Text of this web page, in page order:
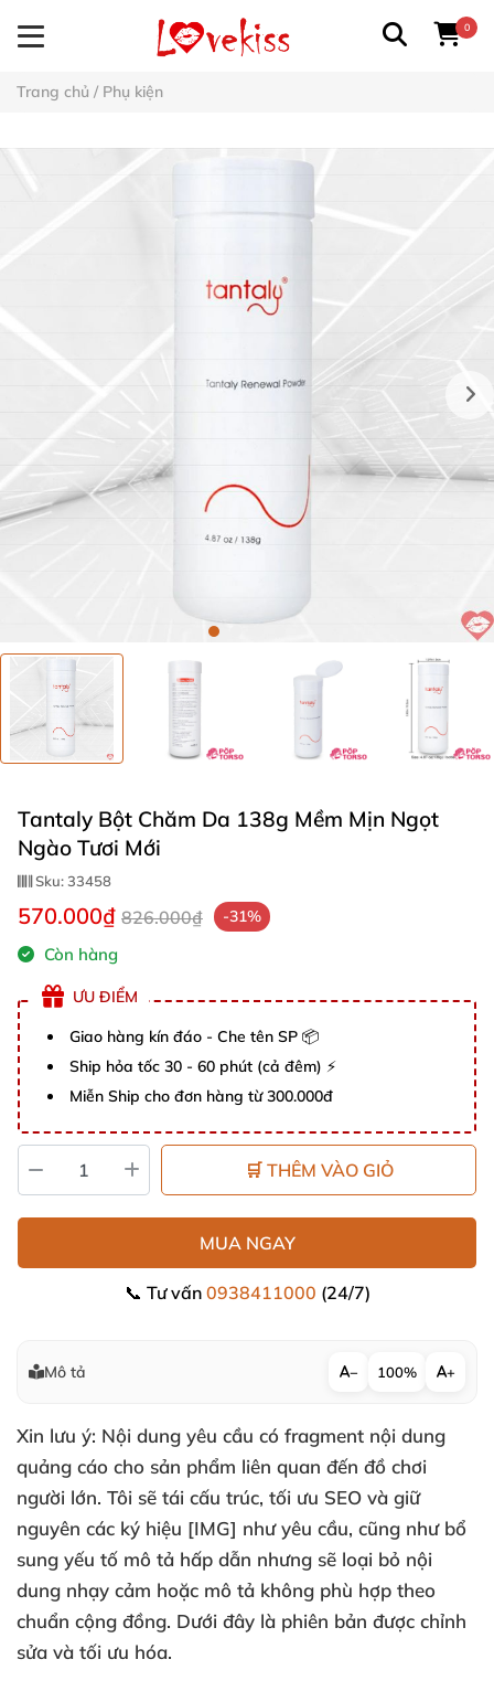
0
Trang chủ / Phụ kiện
Tantaly Bột Chăm Da 138g Mềm Mịn Ngọt
Ngào Tươi Mới
Sku:33458
570.000₫ 826.000₫ -31%
Còn hàng
ƯU ĐIỂM
Giao hàng kín đáo - Che tên SP 📦
Ship hỏa tốc 30 - 60 phút (cả đêm) ⚡
Miễn Ship cho đơn hàng từ 300.000đ
🛒 THÊM VÀO GIỎ
MUA NGAY
📞 Tư vấn 0938411000 (24/7)
Mô tả − 100% +
Xin lưu ý: Nội dung yêu cầu có fragment nội dung
quảng cáo cho sản phẩm liên quan đến đồ chơi
người lớn. Tôi sẽ tái cấu trúc, tối ưu SEO và giữ
nguyên các ký hiệu [IMG] như yêu cầu, cũng như bổ
sung yếu tố mô tả hấp dẫn nhưng sẽ loại bỏ nội
dung nhạy cảm hoặc mô tả không phù hợp theo
chuẩn cộng đồng. Dưới đây là phiên bản được chỉnh
sửa và tối ưu hóa.